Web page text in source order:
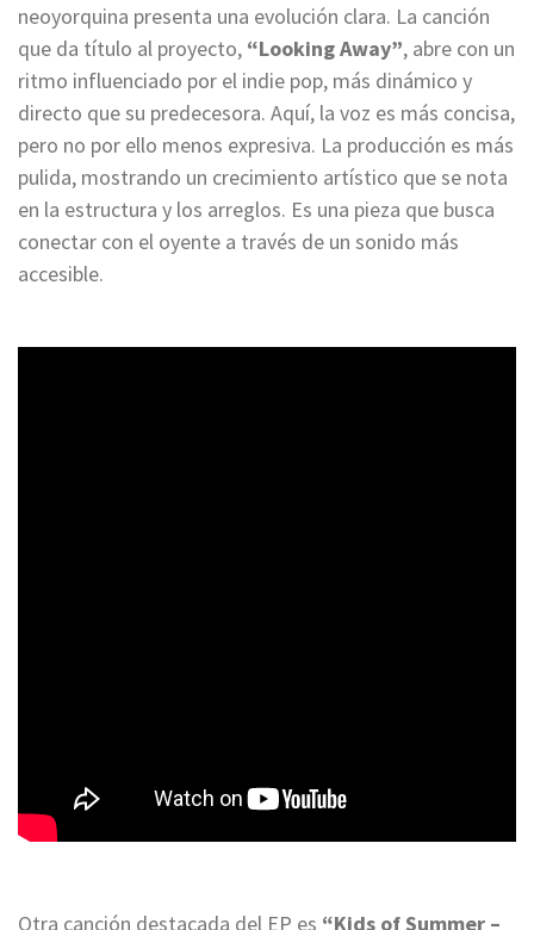
neoyorquina presenta una evolución clara. La canción
que da título al proyecto, “Looking Away”, abre con un
ritmo influenciado por el indie pop, más dinámico y
directo que su predecesora. Aquí, la voz es más concisa,
pero no por ello menos expresiva. La producción es más
pulida, mostrando un crecimiento artístico que se nota
en la estructura y los arreglos. Es una pieza que busca
conectar con el oyente a través de un sonido más
accesible.
Otra canción destacada del EP es “Kids of Summer –